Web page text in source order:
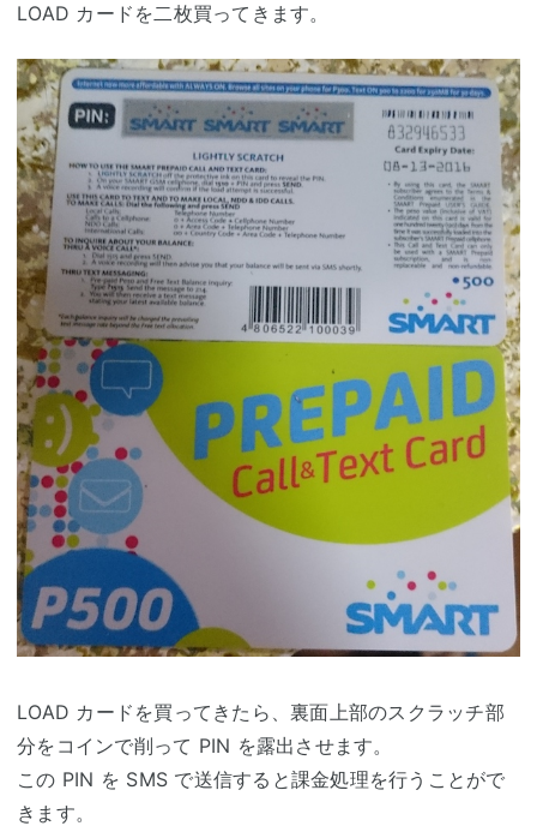
LOAD カードを二枚買ってきます。
LOAD カードを買ってきたら、裏面上部のスクラッチ部
分をコインで削って PIN を露出させます。
この PIN を SMS で送信すると課金処理を行うことがで
きます。